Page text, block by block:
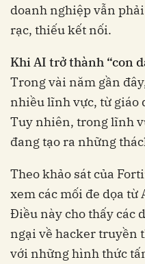
doanh nghiệp vẫn
rạc, thiếu kết nối.
Khi AI trở thành “con
Trong vài năm gần
nhiều lĩnh vực, từ giáo
Tuy nhiên, trong lĩnh
đang tạo ra những
Theo khảo sát của
xem các mối đe dọa từ
Điều này cho thấy các
ngại về hacker truyền
với những hình thức